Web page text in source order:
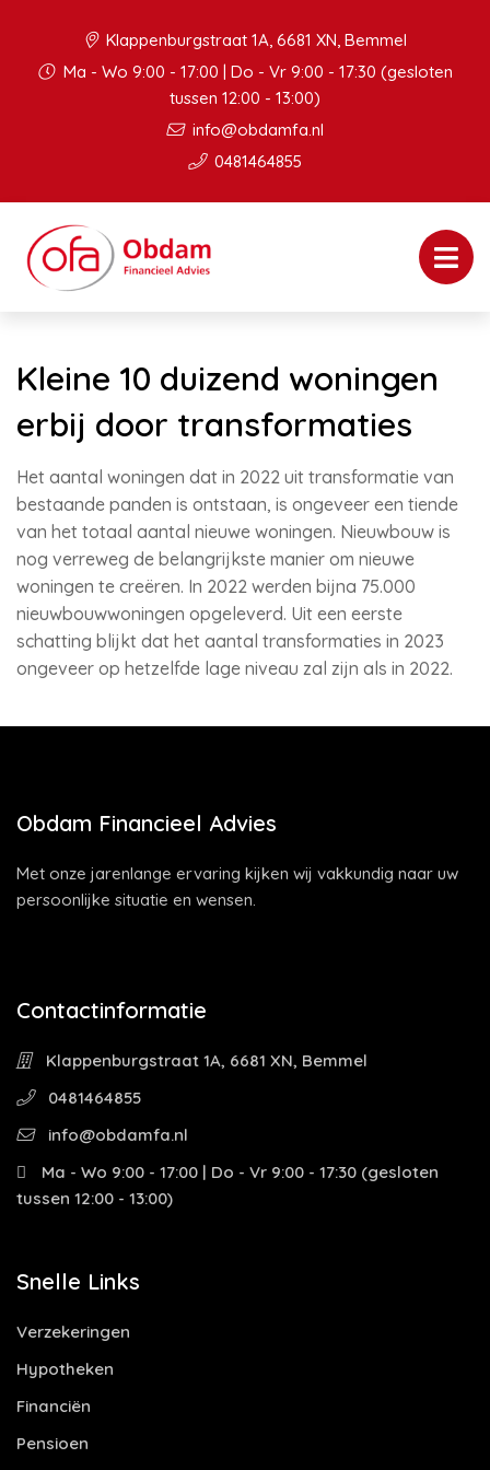
Klappenburgstraat 1A, 6681 XN, Bemmel
Ma - Wo 9:00 - 17:00 | Do - Vr 9:00 - 17:30 (gesloten
tussen 12:00 - 13:00)
info@obdamfa.nl
0481464855
Kleine 10 duizend woningen
erbij door transformaties
Het aantal woningen dat in 2022 uit transformatie van
bestaande panden is ontstaan, is ongeveer een tiende
van het totaal aantal nieuwe woningen. Nieuwbouw is
nog verreweg de belangrijkste manier om nieuwe
woningen te creëren. In 2022 werden bijna 75.000
nieuwbouwwoningen opgeleverd. Uit een eerste
schatting blijkt dat het aantal transformaties in 2023
ongeveer op hetzelfde lage niveau zal zijn als in 2022.
Obdam Financieel Advies
Met onze jarenlange ervaring kijken wij vakkundig naar uw
persoonlijke situatie en wensen.
Contactinformatie
Klappenburgstraat 1A, 6681 XN, Bemmel
0481464855
info@obdamfa.nl
Ma - Wo 9:00 - 17:00 | Do - Vr 9:00 - 17:30 (gesloten
tussen 12:00 - 13:00)
Snelle Links
Verzekeringen
Hypotheken
Financiën
Pensioen